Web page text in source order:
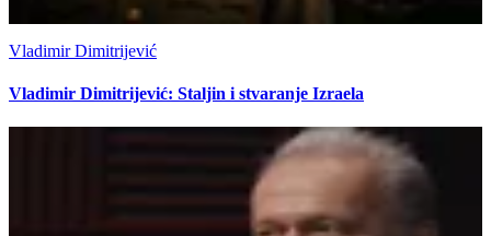
Vladimir Dimitrijević
Vladimir Dimitrijević: Staljin i stvaranje Izraela